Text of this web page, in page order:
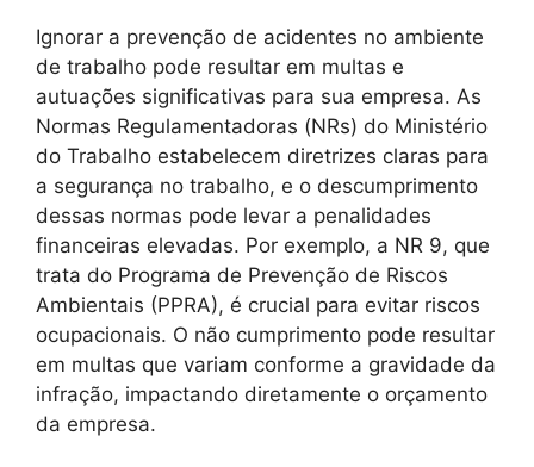
Ignorar a prevenção de acidentes no ambiente
de trabalho pode resultar em multas e
autuações significativas para sua empresa. As
Normas Regulamentadoras (NRs) do Ministério
do Trabalho estabelecem diretrizes claras para
a segurança no trabalho, e o descumprimento
dessas normas pode levar a penalidades
financeiras elevadas. Por exemplo, a NR 9, que
trata do Programa de Prevenção de Riscos
Ambientais (PPRA), é crucial para evitar riscos
ocupacionais. O não cumprimento pode resultar
em multas que variam conforme a gravidade da
infração, impactando diretamente o orçamento
da empresa.